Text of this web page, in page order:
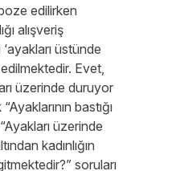
edilirken
alışveriş
üstünde
Evet,
üzerinde duruyor
bastığı
üzerinde
kadınlığın
soruları